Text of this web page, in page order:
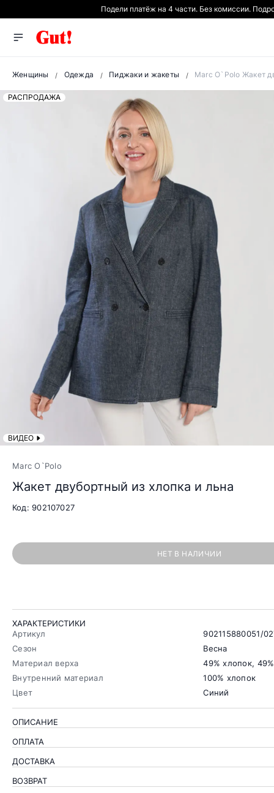
Подели платёж на 4 части. Без комиссии.
Женщины Одежда Пиджаки и жакеты Marc O`Polo Жакет
РАСПРОДАЖА
ВИДЕО
Marc O`Polo
Жакет двубортный из хлопка и льна
Код: 902107027
НЕТ В НАЛИЧИИ
ХАРАКТЕРИСТИКИ
Артикул
902115880051/
Сезон
Весна
Материал верха
49% хлопок,
Внутренний материал
100% хлопок
Цвет
Синий
ОПИСАНИЕ
ОПЛАТА
ДОСТАВКА
ВОЗВРАТ